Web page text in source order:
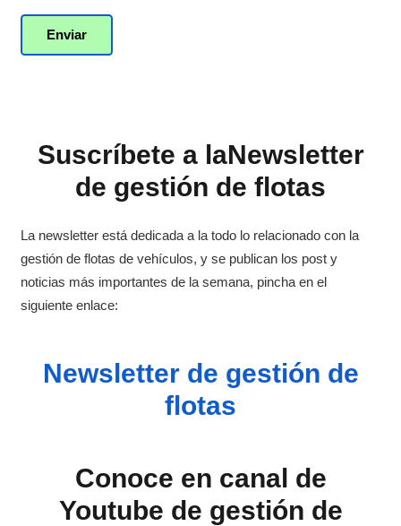
Suscríbete a laNewsletter
de gestión de flotas
La newsletter está dedicada a la todo lo relacionado con la
gestión de flotas de vehículos, y se publican los post y
noticias más importantes de la semana, pincha en el
siguiente enlace:
Newsletter de gestión de
flotas
Conoce en canal de
Youtube de gestión de